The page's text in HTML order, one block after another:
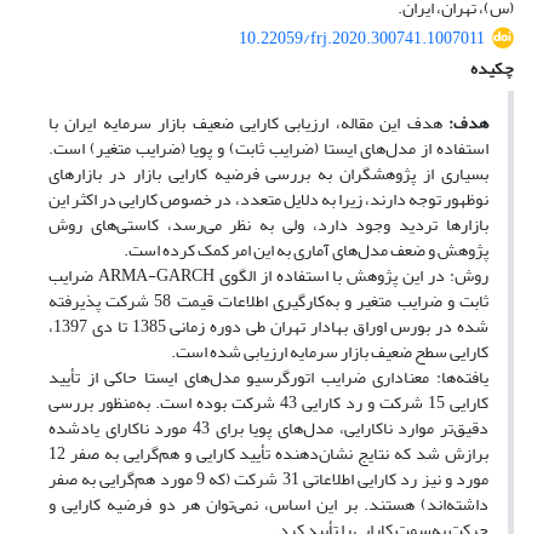
(س)، تهران، ایران.
10.22059/frj.2020.300741.1007011
چکیده
هدف: هدف این مقاله، ارزیابی کارایی ضعیف بازار سرمایه ایران با
استفاده از مدل‌های ایستا (ضرایب ثابت) و پویا (ضرایب متغیر) است.
بسیاری از پژوهشگران به بررسی فرضیه‌ کارایی بازار در بازارهای
نوظهور توجه دارند، زیرا به دلایل متعدد، در خصوص کارایی در اکثر این
بازارها تردید وجود دارد، ولی به نظر می‌رسد، کاستی‌های روش
پژوهش و ضعف‏ مدل‌های آماری به این امر کمک کرده است.
روش: در این پژوهش با استفاده از الگوی ARMA-GARCH ضرایب
ثابت و ضرایب متغیر و به‌کارگیری اطلاعات قیمت 58 شرکت پذیرفته
‌شده در بورس اوراق بهادار تهران طی دوره زمانی 1385 تا دی‌ 1397،
کارایی سطح ضعیف بازار سرمایه ارزیابی شده است.
یافته‌ها: معنا‌داری ضرایب اتورگرسیو مدل‌های ایستا حاکی از تأیید
کارایی 15 شرکت و رد کارایی 43 شرکت بوده است. به‌منظور بررسی
دقیق‌تر موارد ناکارایی، مدل‌های پویا برای 43 مورد ناکارای یادشده
برازش شد که نتایج نشان‌دهنده تأیید کارایی و هم‌گرایی به صفر 12
مورد و نیز رد کارایی اطلاعاتی 31 شرکت (که 9 مورد هم‌گرایی به صفر
داشته‌اند) هستند. بر این اساس، نمی‌توان هر دو فرضیه کارایی و